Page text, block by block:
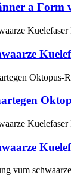
a Form